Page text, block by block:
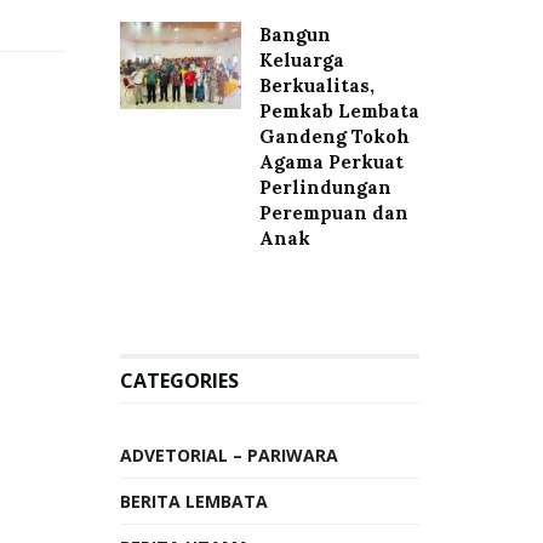
Bangun
Keluarga
Berkualitas,
Pemkab Lembata
Gandeng Tokoh
Agama Perkuat
Perlindungan
Perempuan dan
Anak
CATEGORIES
ADVETORIAL – PARIWARA
BERITA LEMBATA